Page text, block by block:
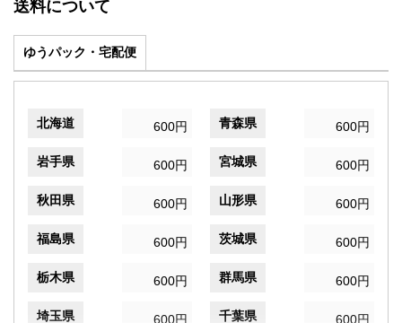
送料について
ゆうパック・宅配便
北海道 600円 青森県 600円
岩手県 600円 宮城県 600円
秋田県 600円 山形県 600円
福島県 600円 茨城県 600円
栃木県 600円 群馬県 600円
埼玉県 600円 千葉県 600円